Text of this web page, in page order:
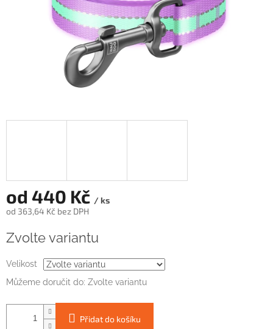
od 440 Kč / ks
od 363,64 Kč bez DPH
cena:
Zvolte variantu
Velikost
Můžeme doručit do: Zvolte variantu
Přidat do košíku